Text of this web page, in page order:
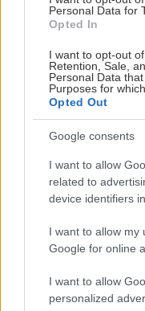
Personal Data for
Opted In
I want to opt-out
Retention, Sale,
Personal Data
Purposes for
Opted Out
Google consents
I want to allow
related to
device identifiers
I want to allow my
Google for online
I want to allow
personalized
Na Morave prerobila
starú chalupu na
nepoznanie: Keď
že nie ste v Toskánsku